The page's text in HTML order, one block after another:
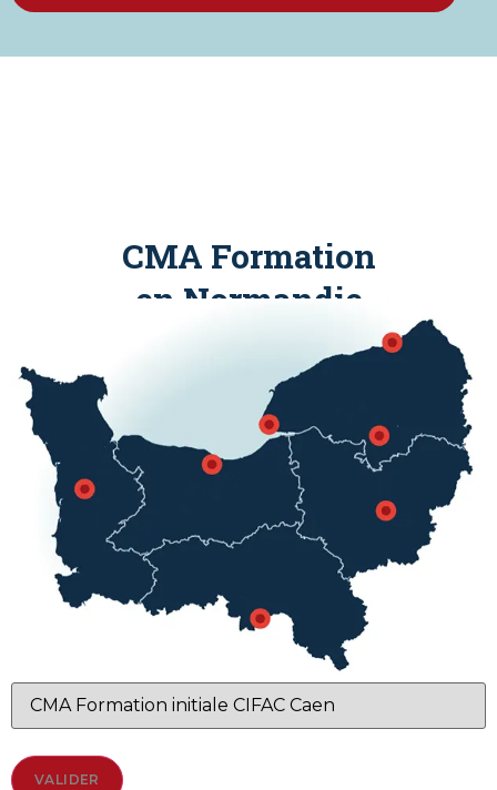
CMA Formation
en Normandie